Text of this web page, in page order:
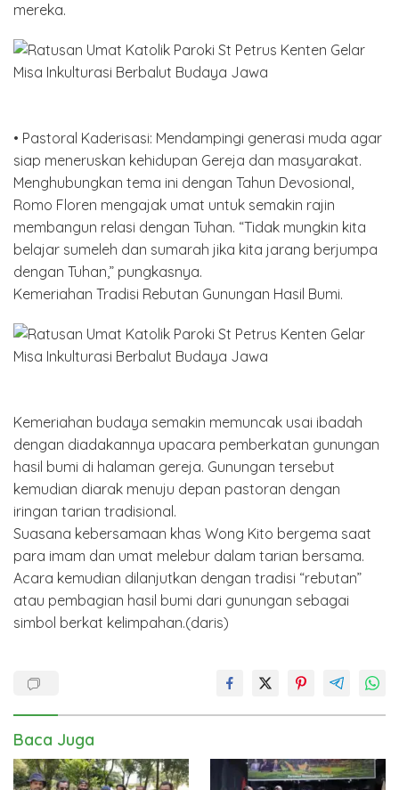
mereka.
• Pastoral Kaderisasi: Mendampingi generasi muda agar
siap meneruskan kehidupan Gereja dan masyarakat.
Menghubungkan tema ini dengan Tahun Devosional,
Romo Floren mengajak umat untuk semakin rajin
membangun relasi dengan Tuhan. “Tidak mungkin kita
belajar sumeleh dan sumarah jika kita jarang berjumpa
dengan Tuhan,” pungkasnya.
Kemeriahan Tradisi Rebutan Gunungan Hasil Bumi.
Kemeriahan budaya semakin memuncak usai ibadah
dengan diadakannya upacara pemberkatan gunungan
hasil bumi di halaman gereja. Gunungan tersebut
kemudian diarak menuju depan pastoran dengan
iringan tarian tradisional.
Suasana kebersamaan khas Wong Kito bergema saat
para imam dan umat melebur dalam tarian bersama.
Acara kemudian dilanjutkan dengan tradisi “rebutan”
atau pembagian hasil bumi dari gunungan sebagai
simbol berkat kelimpahan.(daris)
Baca Juga